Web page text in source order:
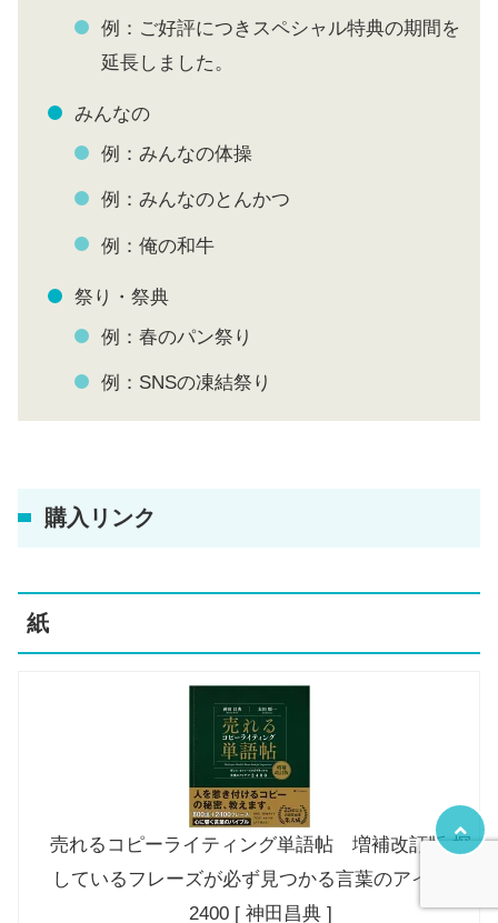
例：ご好評につきスペシャル特典の期間を
延長しました。
みんなの
例：みんなの体操
例：みんなのとんかつ
例：俺の和牛
祭り・祭典
例：春のパン祭り
例：SNSの凍結祭り
購入リンク
紙
売れるコピーライティング単語帖 増補改訂版 探
しているフレーズが必ず見つかる言葉のアイデア
2400 [ 神田昌典 ]